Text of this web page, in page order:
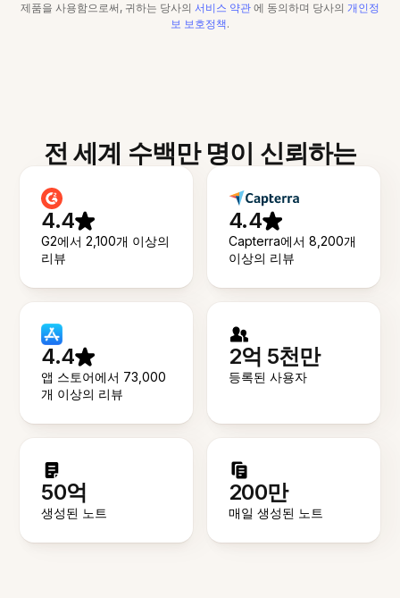
제품을 사용함으로써, 귀하는 당사의 서비스 약관 에 동의하며 당사의 개인정
보 보호정책.
전 세계 수백만 명이 신뢰하는
4.4
G2에서 2,100개 이상의
리뷰
4.4
Capterra에서 8,200개
이상의 리뷰
4.4
앱 스토어에서 73,000
개 이상의 리뷰
2억 5천만
등록된 사용자
50억
생성된 노트
200만
매일 생성된 노트